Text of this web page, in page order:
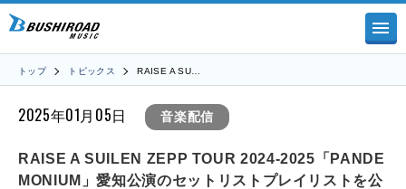
トップ トピックス RAISE A SU…
2025年01月05日 音楽配信
RAISE A SUILEN ZEPP TOUR 2024-2025「PANDE
MONIUM」愛知公演のセットリストプレイリストを公